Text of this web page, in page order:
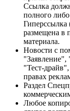
Ссылка
полного
Гиперссылка
размещена в
материала.
Новости с
"Тест-
правах
Раздел
Любое